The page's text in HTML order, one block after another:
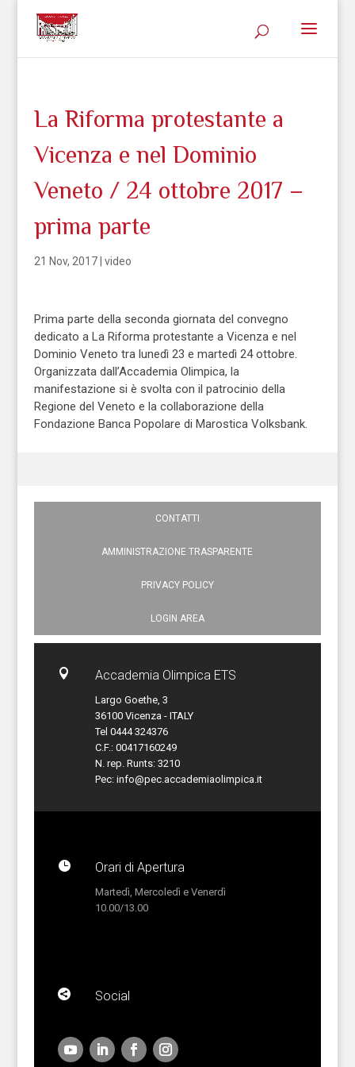
La Riforma protestante a
Vicenza e nel Dominio
Veneto / 24 ottobre 2017 –
prima parte
21 Nov, 2017| video
Prima parte della seconda giornata del convegno
dedicato a La Riforma protestante a Vicenza e nel
Dominio Veneto tra lunedì 23 e martedì 24 ottobre.
Organizzata dall’Accademia Olimpica, la
manifestazione si è svolta con il patrocinio della
Regione del Veneto e la collaborazione della
Fondazione Banca Popolare di Marostica Volksbank.
CONTATTI
AMMINISTRAZIONE TRASPARENTE
PRIVACY POLICY
LOGIN AREA
 Accademia Olimpica ETS
Largo Goethe, 3
36100 Vicenza - ITALY
Tel 0444 324376
C.F.: 00417160249
N. rep. Runts: 3210
Pec: info@pec.accademiaolimpica.it
 Orari di Apertura
Martedì, Mercoledì e Venerdì
10.00/13.00
 Social